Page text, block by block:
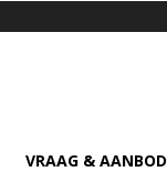
VRAAG & AANBOD